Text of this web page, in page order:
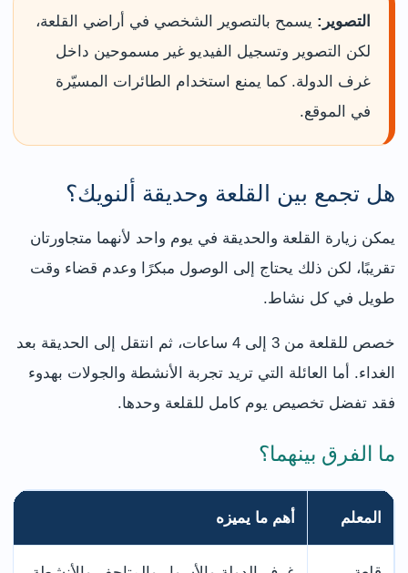
التصوير: يسمح بالتصوير الشخصي في أراضي القلعة،
لكن التصوير وتسجيل الفيديو غير مسموحين داخل
غرف الدولة. كما يمنع استخدام الطائرات المسيّرة
في الموقع.
هل تجمع بين القلعة وحديقة ألنويك؟
يمكن زيارة القلعة والحديقة في يوم واحد لأنهما متجاورتان
تقريبًا، لكن ذلك يحتاج إلى الوصول مبكرًا وعدم قضاء وقت
طويل في كل نشاط.
خصص للقلعة من 3 إلى 4 ساعات، ثم انتقل إلى الحديقة بعد
الغداء. أما العائلة التي تريد تجربة الأنشطة والجولات بهدوء
فقد تفضل تخصيص يوم كامل للقلعة وحدها.
ما الفرق بينهما؟
المعلم أهم ما يميزه